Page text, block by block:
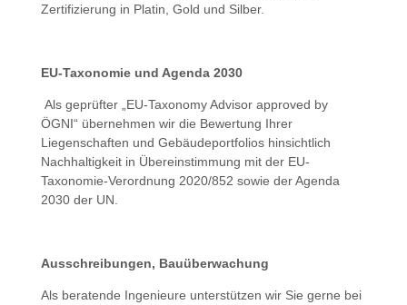
Zertifizierung in Platin, Gold und Silber.
EU-Taxonomie und Agenda 2030
Als geprüfter „EU-Taxonomy Advisor approved by
ÖGNI“ übernehmen wir die Bewertung Ihrer
Liegenschaften und Gebäudeportfolios hinsichtlich
Nachhaltigkeit in Übereinstimmung mit der EU-
Taxonomie-Verordnung 2020/852 sowie der Agenda
2030 der UN.
Ausschreibungen, Bauüberwachung
Als beratende Ingenieure unterstützen wir Sie gerne bei